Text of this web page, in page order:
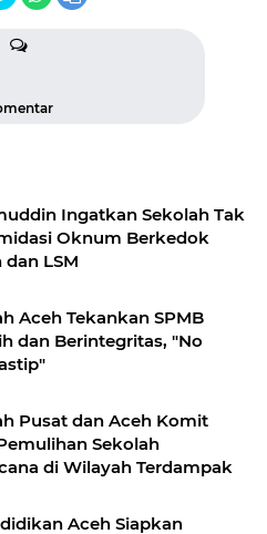
Ingatkan Sekolah Tak
Oknum Berkedok
LSM
Aceh Tekankan SPMB
dan Berintegritas, "No
Pusat dan Aceh Komit
Sekolah
di Wilayah Terdampak
Aceh Siapkan